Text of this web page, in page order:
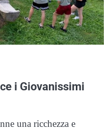
i Giovanissimi
una ricchezza e